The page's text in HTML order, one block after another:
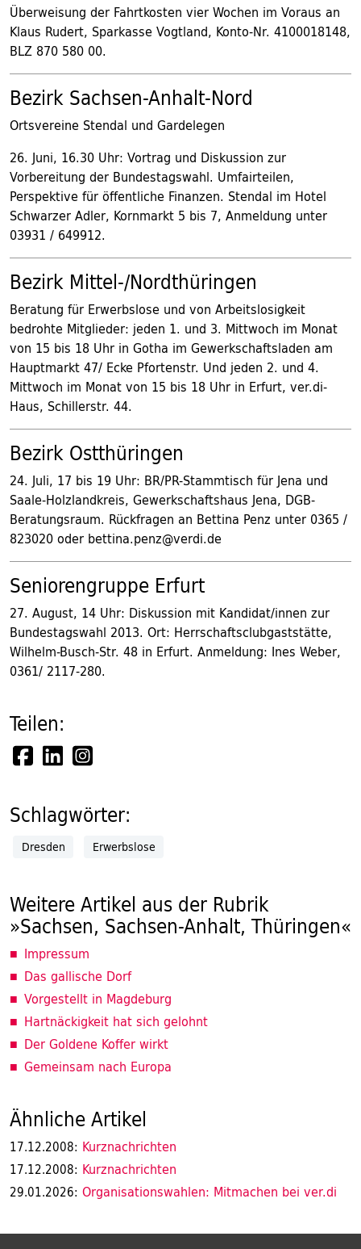
Überweisung der Fahrtkosten vier Wochen im Voraus an
Klaus Rudert, Sparkasse Vogtland, Konto-Nr. 4100018148,
BLZ 870 580 00.
Bezirk Sachsen-Anhalt-Nord
Ortsvereine Stendal und Gardelegen
26. Juni, 16.30 Uhr: Vortrag und Diskussion zur
Vorbereitung der Bundestagswahl. Umfairteilen,
Perspektive für öffentliche Finanzen. Stendal im Hotel
Schwarzer Adler, Kornmarkt 5 bis 7, Anmeldung unter
03931 / 649912.
Bezirk Mittel-/Nordthüringen
Beratung für Erwerbslose und von Arbeitslosigkeit
bedrohte Mitglieder: jeden 1. und 3. Mittwoch im Monat
von 15 bis 18 Uhr in Gotha im Gewerkschaftsladen am
Hauptmarkt 47/ Ecke Pfortenstr. Und jeden 2. und 4.
Mittwoch im Monat von 15 bis 18 Uhr in Erfurt, ver.di-
Haus, Schillerstr. 44.
Bezirk Ostthüringen
24. Juli, 17 bis 19 Uhr: BR/PR-Stammtisch für Jena und
Saale-Holzlandkreis, Gewerkschaftshaus Jena, DGB-
Beratungsraum. Rückfragen an Bettina Penz unter 0365 /
823020 oder bettina.penz@verdi.de
Seniorengruppe Erfurt
27. August, 14 Uhr: Diskussion mit Kandidat/innen zur
Bundestagswahl 2013. Ort: Herrschaftsclubgaststätte,
Wilhelm-Busch-Str. 48 in Erfurt. Anmeldung: Ines Weber,
0361/ 2117-280.
Teilen:
Schlagwörter:
Dresden Erwerbslose
Weitere Artikel aus der Rubrik
»Sachsen, Sachsen-Anhalt, Thüringen«
Impressum
Das gallische Dorf
Vorgestellt in Magdeburg
Hartnäckigkeit hat sich gelohnt
Der Goldene Koffer wirkt
Gemeinsam nach Europa
Ähnliche Artikel
17.12.2008: Kurznachrichten
17.12.2008: Kurznachrichten
29.01.2026: Organisationswahlen: Mitmachen bei ver.di